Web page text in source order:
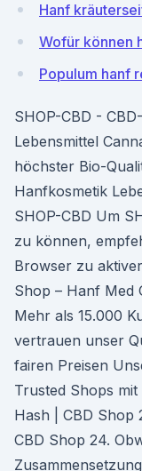
Hanf
Wofür können
Populum hanf
SHOP-CBD -
Lebensmittel
höchster Bio-
Hanfkosmetik
SHOP-CBD Um
zu können,
Browser zu
Shop – Hanf Med
Mehr als 15.000
vertrauen unser
fairen Preisen
Trusted Shops
Hash | CBD Shop
CBD Shop 24.